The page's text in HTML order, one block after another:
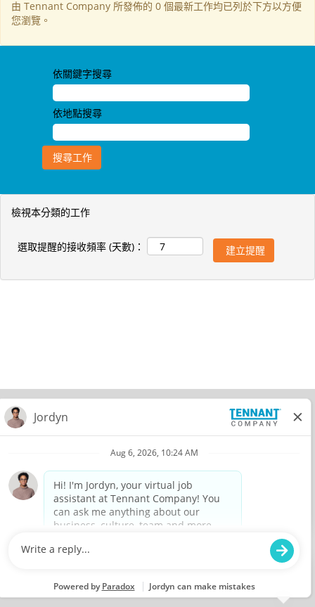
由 Tennant Company 所發佈的 0 個最新工作均已列於下方以方便
您瀏覽。
依關鍵字搜尋
依地點搜尋
檢視本分類的工作
選取提醒的接收頻率 (天數)：
© 2026 Tennant Company. All Rights Reserved.
Privacy Policy
Equal Opportunity Employer
View All Jobs
的
索
的
索
新
的
索
的
索